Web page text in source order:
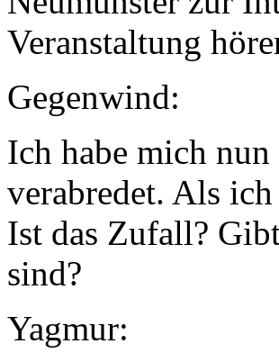
Veranstaltung
Gegenwind:
Ich habe mich
verabredet. Als
Ist das Zufall?
sind?
Yagmur: